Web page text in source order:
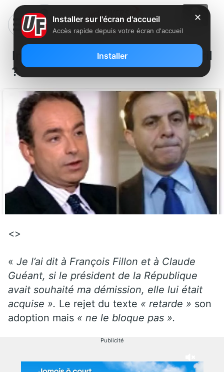
Inceste ou Hadopi à partir du 28 avril
?
<>
« Je l’ai dit à François Fillon et à Claude
Guéant, si le président de la République
avait souhaité ma démission, elle lui était
acquise ». Le rejet du texte « retarde » son
adoption mais « ne le bloque pas ».
Publicité
✕
Installer sur l'écran d'accueil
Accès rapide depuis votre écran d'accueil
Installer